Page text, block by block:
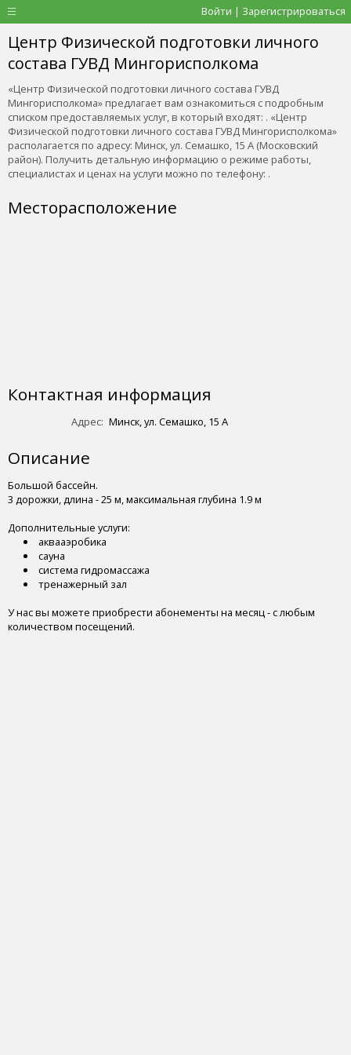
Войти | Зарегистрироваться
Центр Физической подготовки личного
состава ГУВД Мингорисполкома
«Центр Физической подготовки личного состава ГУВД
Мингорисполкома» предлагает вам ознакомиться с подробным
списком предоставляемых услуг, в который входят: . «Центр
Физической подготовки личного состава ГУВД Мингорисполкома»
располагается по адресу: Минск, ул. Семашко, 15 А (Московский
район). Получить детальную информацию о режиме работы,
специалистах и ценах на услуги можно по телефону: .
Месторасположение
Контактная информация
Адрес: Минск, ул. Семашко, 15 А
Описание
Большой бассейн.
3 дорожки, длина - 25 м, максимальная глубина 1.9 м
Дополнительные услуги:
аквааэробика
сауна
система гидромассажа
тренажерный зал
У нас вы можете приобрести абонементы на месяц - с любым
количеством посещений.